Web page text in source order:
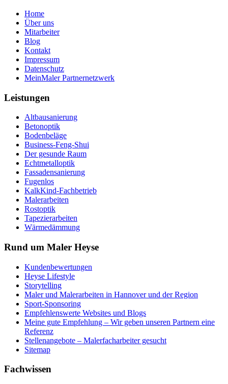
Home
Über uns
Mitarbeiter
Blog
Kontakt
Impressum
Datenschutz
MeinMaler Partnernetzwerk
Leistungen
Altbausanierung
Betonoptik
Bodenbeläge
Business-Feng-Shui
Der gesunde Raum
Echtmetalloptik
Fassadensanierung
Fugenlos
KalkKind-Fachbetrieb
Malerarbeiten
Rostoptik
Tapezierarbeiten
Wärmedämmung
Rund um Maler Heyse
Kundenbewertungen
Heyse Lifestyle
Storytelling
Maler und Malerarbeiten in Hannover und der Region
Sport-Sponsoring
Empfehlenswerte Websites und Blogs
Meine gute Empfehlung – Wir geben unseren Partnern eine
Referenz
Stellenangebote – Malerfacharbeiter gesucht
Sitemap
Fachwissen